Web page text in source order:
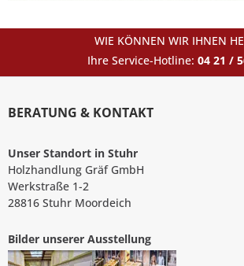
WIE KÖNNEN WIR IHNEN
Ihre Service-Hotline: 04 21 /
BERATUNG & KONTAKT
Unser Standort in Stuhr
Holzhandlung Gräf GmbH
Werkstraße 1-2
28816 Stuhr Moordeich
Bilder unserer Ausstellung